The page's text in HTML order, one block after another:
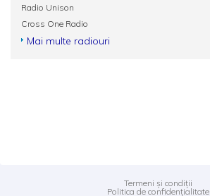
Radio Unison
Cross One Radio
Mai multe radiouri
Termeni și condiții
Politica de confidențialitate